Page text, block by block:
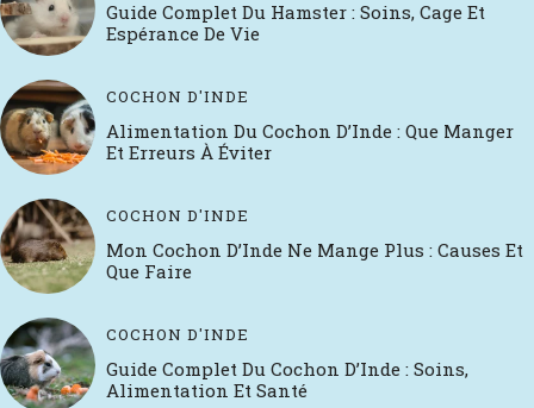
Guide Complet Du Hamster : Soins, Cage Et
Espérance De Vie
COCHON D'INDE
Alimentation Du Cochon D’Inde : Que Manger
Et Erreurs À Éviter
COCHON D'INDE
Mon Cochon D’Inde Ne Mange Plus : Causes Et
Que Faire
COCHON D'INDE
Guide Complet Du Cochon D’Inde : Soins,
Alimentation Et Santé